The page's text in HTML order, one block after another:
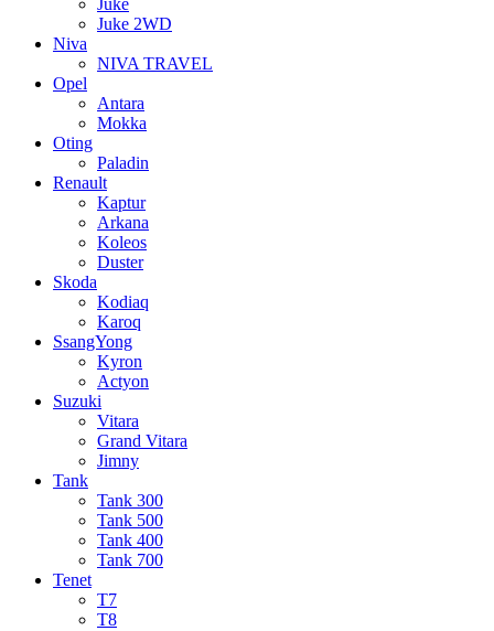
Juke 2WD
Niva
NIVA TRAVEL
Opel
Antara
Mokka
Oting
Paladin
Renault
Kaptur
Arkana
Koleos
Duster
Skoda
Kodiaq
Karoq
SsangYong
Kyron
Actyon
Suzuki
Vitara
Grand Vitara
Jimny
Tank
Tank 300
Tank 500
Tank 400
Tank 700
Tenet
T7
T8